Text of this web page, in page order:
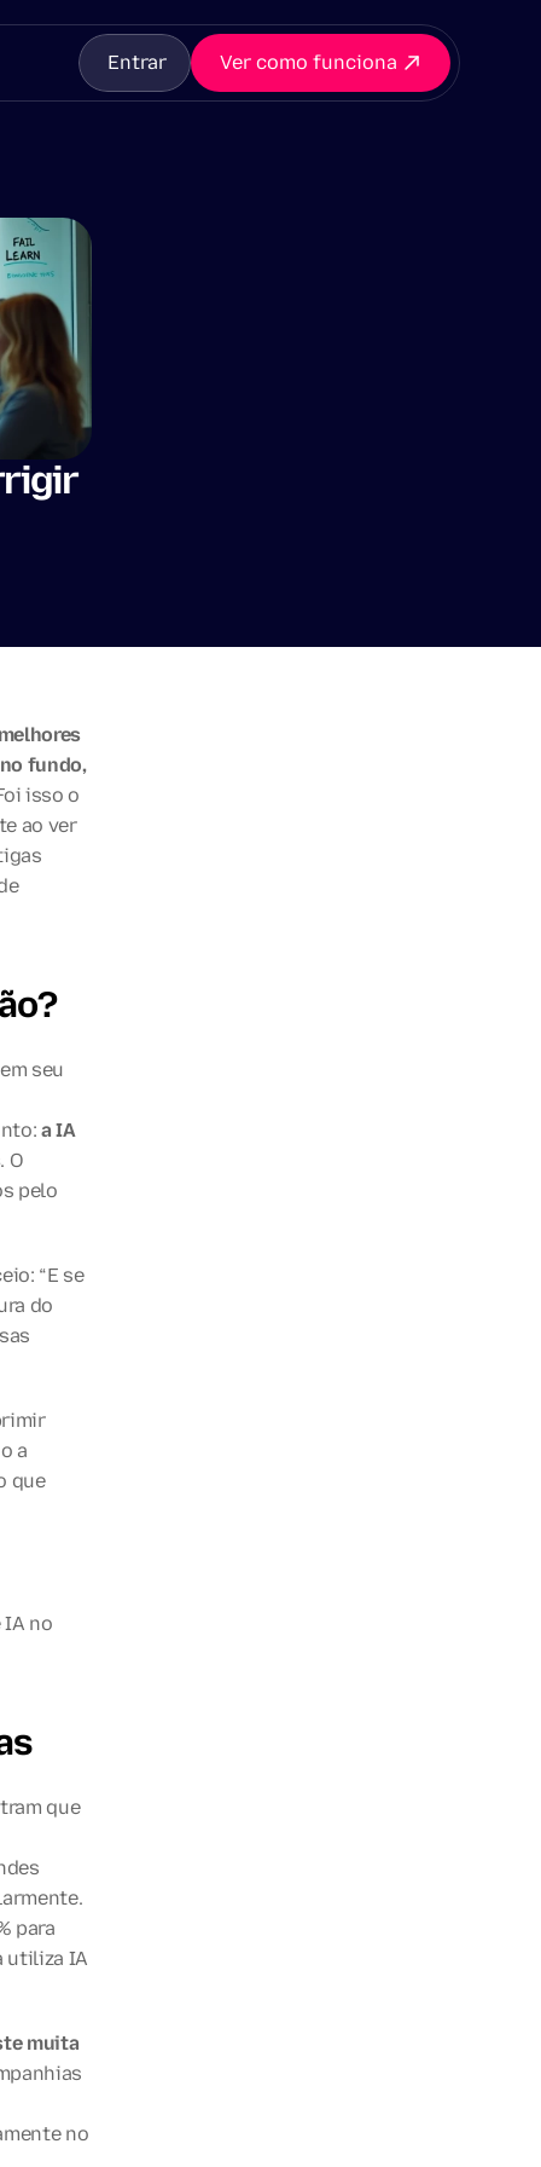
Entrar Ver como funciona
fundo,
isso o
ao ver
seu
a IA
. O
pelo
“E se
do
a
que
no
que
para
utiliza IA
muita
no